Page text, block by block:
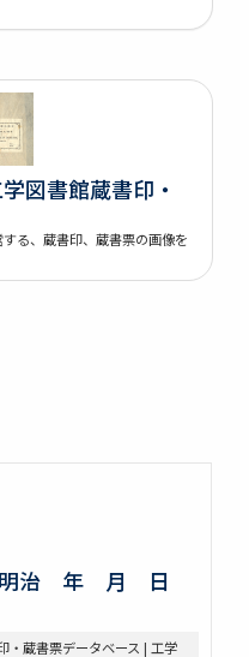
図書館蔵書印・
る、蔵書印、蔵書票の画像を
明治 年 月 日
・蔵書票データベース | 工学